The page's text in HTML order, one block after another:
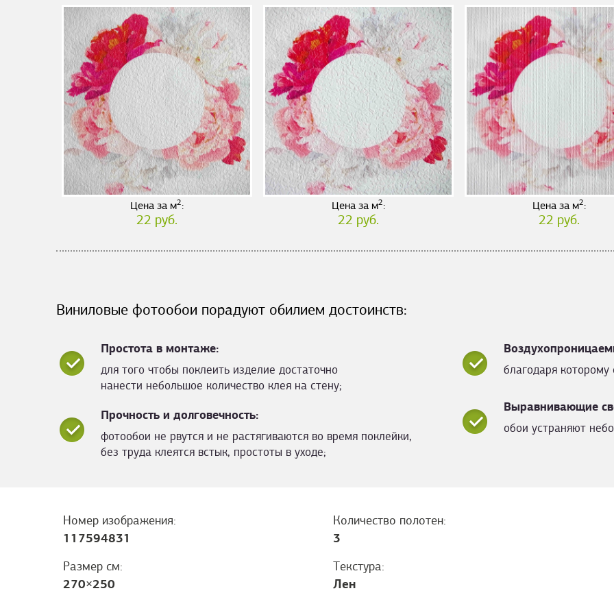
Цена за м2:
22 руб.
Цена за м2:
22 руб.
Цена за м2:
22 руб.
Виниловые фотообои порадуют обилием достоинств:
Простота в монтаже:
для того чтобы поклеить изделие достаточно
нанести небольшое количество клея на стену;
благодаря
Выравнивающие
обои устраняют
Прочность и долговечность:
фотообои не рвутся и не растягиваются во время поклейки,
без труда клеятся встык, простоты в уходе;
Номер изображения:
117594831
Количество полотен:
3
Размер см:
270×250
Текстура:
Лен